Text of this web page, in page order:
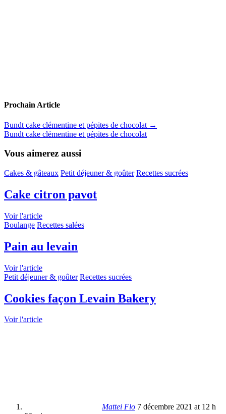
Prochain Article
Bundt cake clémentine et pépites de chocolat →
Bundt cake clémentine et pépites de chocolat
Vous aimerez aussi
Cakes & gâteaux Petit déjeuner & goûter Recettes sucrées
Cake citron pavot
Voir l'article
Boulange Recettes salées
Pain au levain
Voir l'article
Petit déjeuner & goûter Recettes sucrées
Cookies façon Levain Bakery
Voir l'article
Mattei Flo 7 décembre 2021 at 12 h